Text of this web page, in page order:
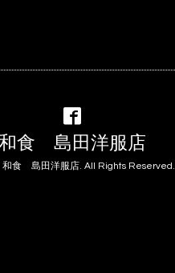
食 島田洋服店
和食 島田洋服店. All Rights Reserved.